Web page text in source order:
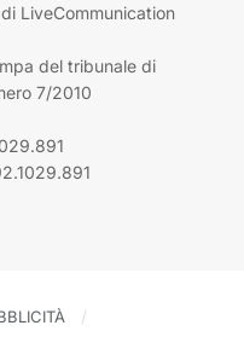
LiveCommunication
del tribunale di
7/2010